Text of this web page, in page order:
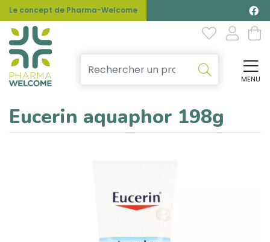
Le concept de Pharma-Welcome
MENU
Eucerin aquaphor 198g